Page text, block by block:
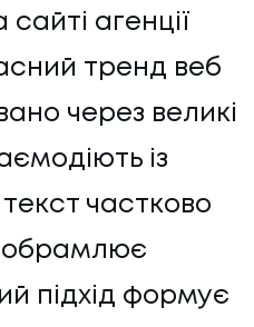
агенції
тренд веб
через великі
із
частково
обрамлює
підхід формує